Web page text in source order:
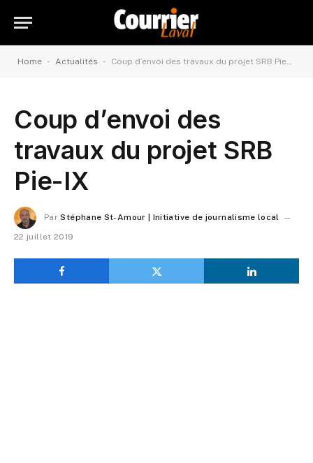
Home - Actualités - Coup d’envoi des travaux du projet SRB Pie-IX
Coup d’envoi des
travaux du projet SRB
Pie-IX
Par Stéphane St-Amour | Initiative de journalisme local
22 juillet 2019